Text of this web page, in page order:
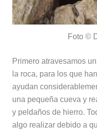
Foto ©
Primero atravesamos
la roca, para los que
ayudan
una pequeña cueva y
y peldaños de hierro.
algo realizar debido a